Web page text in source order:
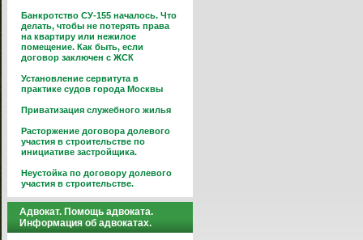
Банкротство СУ-155 началось. Что
делать, чтобы не потерять права
на квартиру или нежилое
помещение. Как быть, если
договор заключен с ЖСК
Установление сервитута в
практике судов города Москвы
Приватизация служебного жилья
Расторжение договора долевого
участия в строительстве по
инициативе застройщика.
Неустойка по договору долевого
участия в строительстве.
Адвокат. Помощь адвоката.
Информация об адвокатах.